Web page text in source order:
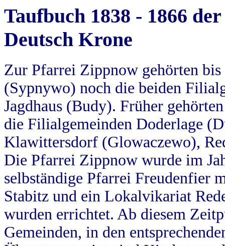
Taufbuch 1838 - 1866
Deutsch Krone
Zur Pfarrei Zippnow gehörten
(Sypnywo) noch die beiden
Jagdhaus (Budy). Früher
die Filialgemeinden Doderlage
Klawittersdorf (Glowaczewo),
Die Pfarrei Zippnow wurde im
selbständige Pfarrei Freudenfier
Stabitz und ein Lokalvikariat
wurden errichtet. Ab diesem
Gemeinden, in den